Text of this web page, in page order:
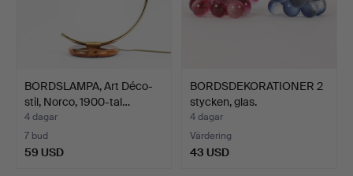
BORDSLAMPA, Art Déco-
stil, Norco, 1900-tal…
4 dagar
7 bud
59 USD
BORDSDEKORATIONER 2
stycken, glas.
4 dagar
Värdering
43 USD